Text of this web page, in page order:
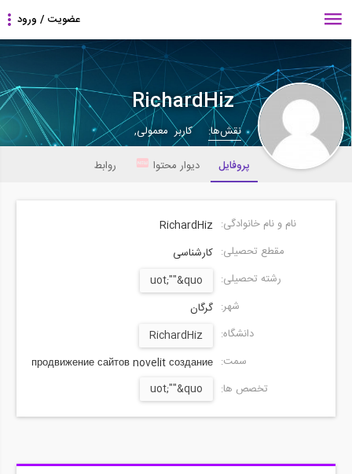
RichardHiz
نقش‌ها:
کاربر معمولی,
پروفایل
دیوار محتوا روابط
نام و نام خانوادگی: RichardHiz
مقطع تحصیلی: کارشناسی
رشته تحصیلی:
uot;""&quo
شهر: گرگان
دانشگاه:
RichardHiz
سمت: продвижение сайтов novelit создание
تخصص ها:
uot;""&quo